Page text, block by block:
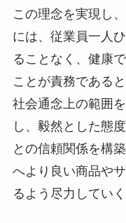
この理念を実現し
には、従業員一人
ることなく、健康
ことが責務である
社会通念上の範囲
し、毅然とした態
との信頼関係を構
へより良い商品や
るよう尽力していく